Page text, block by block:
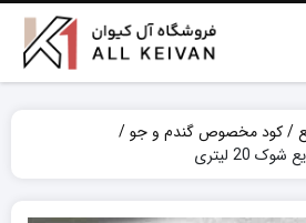
کود مخصوص گندم و جو
لیتری